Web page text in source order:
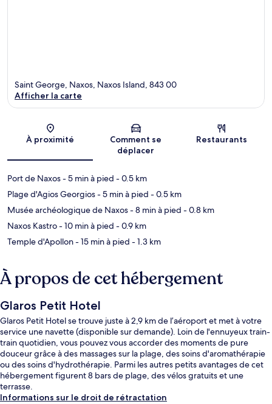
Carte
Saint George, Naxos, Naxos Island, 843 00
Afficher la carte
À proximité
Comment se
déplacer
Restaurants
Port de Naxos- 5 min à pied - 0.5 km
Plage d'Agios Georgios- 5 min à pied - 0.5 km
Musée archéologique de Naxos- 8 min à pied - 0.8 km
Naxos Kastro- 10 min à pied - 0.9 km
Temple d'Apollon- 15 min à pied - 1.3 km
À propos de cet hébergement
Glaros Petit Hotel
Glaros Petit Hotel se trouve juste à 2,9 km de l’aéroport et met à votre
service une navette (disponible sur demande). Loin de l'ennuyeux train-
train quotidien, vous pouvez vous accorder des moments de pure
douceur grâce à des massages sur la plage, des soins d'aromathérapie
ou des soins d'hydrothérapie. Parmi les autres petits avantages de cet
hébergement figurent 8 bars de plage, des vélos gratuits et une
terrasse.
Informations sur le droit de rétractation